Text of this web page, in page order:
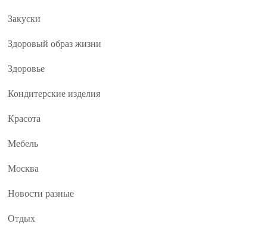
Закуски
Здоровый образ жизни
Здоровье
Кондитерские изделия
Красота
Мебель
Москва
Новости разные
Отдых